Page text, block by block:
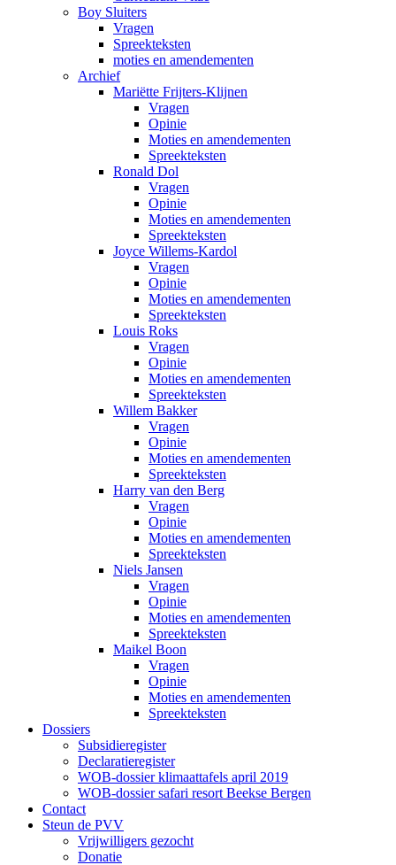
Boy Sluiters
Vragen
Spreekteksten
moties en amendementen
Archief
Mariëtte Frijters-Klijnen
Vragen
Opinie
Moties en amendementen
Spreekteksten
Ronald Dol
Vragen
Opinie
Moties en amendementen
Spreekteksten
Joyce Willems-Kardol
Vragen
Opinie
Moties en amendementen
Spreekteksten
Louis Roks
Vragen
Opinie
Moties en amendementen
Spreekteksten
Willem Bakker
Vragen
Opinie
Moties en amendementen
Spreekteksten
Harry van den Berg
Vragen
Opinie
Moties en amendementen
Spreekteksten
Niels Jansen
Vragen
Opinie
Moties en amendementen
Spreekteksten
Maikel Boon
Vragen
Opinie
Moties en amendementen
Spreekteksten
Dossiers
Subsidieregister
Declaratieregister
WOB-dossier klimaattafels april 2019
WOB-dossier safari resort Beekse Bergen
Contact
Steun de PVV
Vrijwilligers gezocht
Donatie